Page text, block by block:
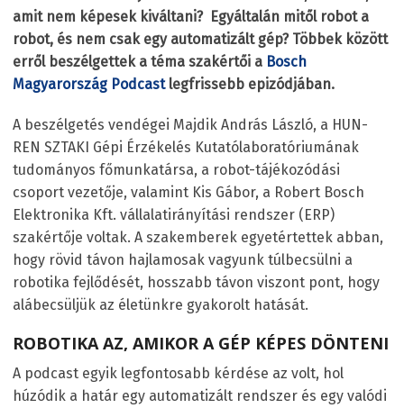
amit nem képesek kiváltani? Egyáltalán mitől robot a
robot, és nem csak egy automatizált gép? Többek között
erről beszélgettek a téma szakértői a Bosch
Magyarország Podcastlegfrissebb epizódjában.
A beszélgetés vendégei Majdik András László, a HUN-
REN SZTAKI Gépi Érzékelés Kutatólaboratóriumának
tudományos főmunkatársa, a robot-tájékozódási
csoport vezetője, valamint Kis Gábor, a Robert Bosch
Elektronika Kft. vállalatirányítási rendszer (ERP)
szakértője voltak. A szakemberek egyetértettek abban,
hogy rövid távon hajlamosak vagyunk túlbecsülni a
robotika fejlődését, hosszabb távon viszont pont, hogy
alábecsüljük az életünkre gyakorolt hatását.
ROBOTIKA AZ, AMIKOR A GÉP KÉPES DÖNTENI
A podcast egyik legfontosabb kérdése az volt, hol
húzódik a határ egy automatizált rendszer és egy valódi